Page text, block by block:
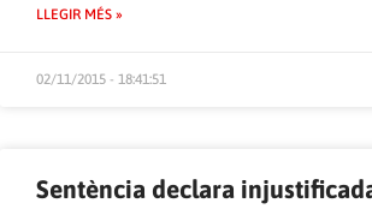
LLEGIR MÉS »
02/11/2015 - 18:41:51
Sentència declara